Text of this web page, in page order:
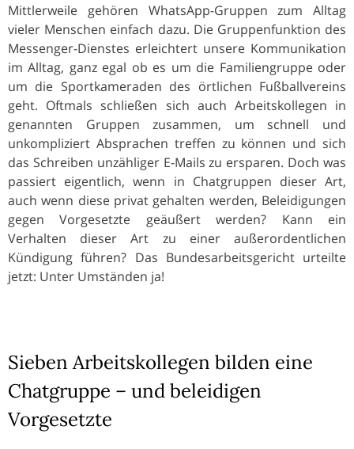
Mittlerweile gehören WhatsApp-Gruppen zum Alltag
vieler Menschen einfach dazu. Die Gruppenfunktion des
Messenger-Dienstes erleichtert unsere Kommunikation
im Alltag, ganz egal ob es um die Familiengruppe oder
um die Sportkameraden des örtlichen Fußballvereins
geht. Oftmals schließen sich auch Arbeitskollegen in
genannten Gruppen zusammen, um schnell und
unkompliziert Absprachen treffen zu können und sich
das Schreiben unzähliger E-Mails zu ersparen. Doch was
passiert eigentlich, wenn in Chatgruppen dieser Art,
auch wenn diese privat gehalten werden, Beleidigungen
gegen Vorgesetzte geäußert werden? Kann ein
Verhalten dieser Art zu einer außerordentlichen
Kündigung führen? Das Bundesarbeitsgericht urteilte
jetzt: Unter Umständen ja!
Sieben Arbeitskollegen bilden eine
Chatgruppe – und beleidigen
Vorgesetzte